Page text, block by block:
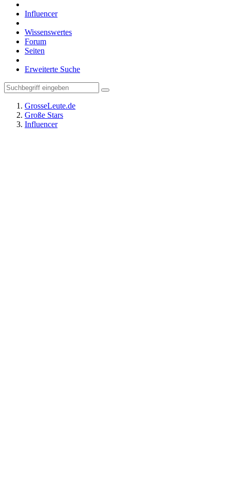
Influencer
Wissenswertes
Forum
Seiten
Erweiterte Suche
GrosseLeute.de
Große Stars
Influencer